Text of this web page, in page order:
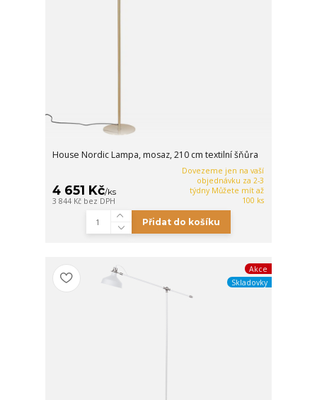
House Nordic Lampa, mosaz, 210 cm textilní šňůra
4 651 Kč/ks
3 844 Kč bez DPH
Dovezeme jen na vaší
objednávku za 2-3
týdny Můžete mít až
100 ks
Přidat do košíku
Akce
Skladovky